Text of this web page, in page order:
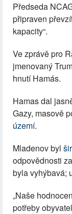
Předseda
připraven
kapacity“.
Ve zprávě pro
jmenovaný
hnutí Hamás.
Hamas dal
Gazy, masově
území.
Mladenov byl
odpovědnosti
byla vyhýbavá;
„Naše
potřeby